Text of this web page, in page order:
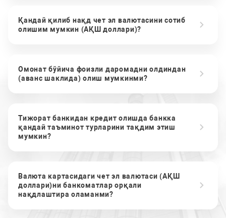
Қандай қилиб нақд чет эл валютасини сотиб
олишим мумкин (АҚШ доллари)?
Омонат бўйича фоизли даромадни олдиндан
(аванс шаклида) олиш мумкинми?
Тижорат банкидан кредит олишда банкка
қандай таъминот турларини тақдим этиш
мумкин?
Валюта картасидаги чет эл валютаси (АҚШ
доллари)ни банкоматлар орқали
нақдлаштира оламанми?